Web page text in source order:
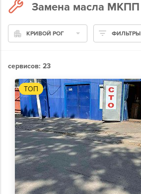
Замена масла
КРИВОЙ РОГ ФИЛЬТРЫ
сервисов: 23
ТОП